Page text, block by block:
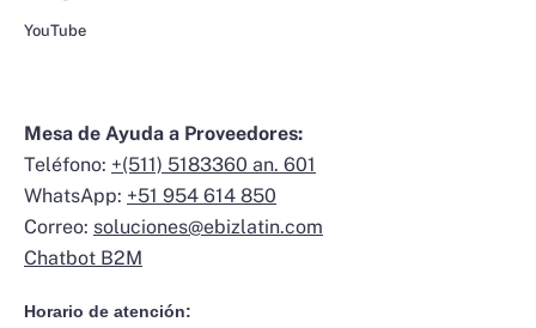
YouTube
Mesa de Ayuda a Proveedores:
Teléfono: +(511) 5183360 an. 601
WhatsApp: +51 954 614 850
Correo: soluciones@ebizlatin.com
Chatbot B2M
Horario de atención: